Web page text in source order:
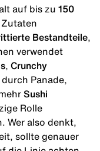
auf bis zu 150
Zutaten
Bestandteile
verwendet
Crunchy
Panade,
Sushi
Rolle
Wer also denkt,
sollte genauer